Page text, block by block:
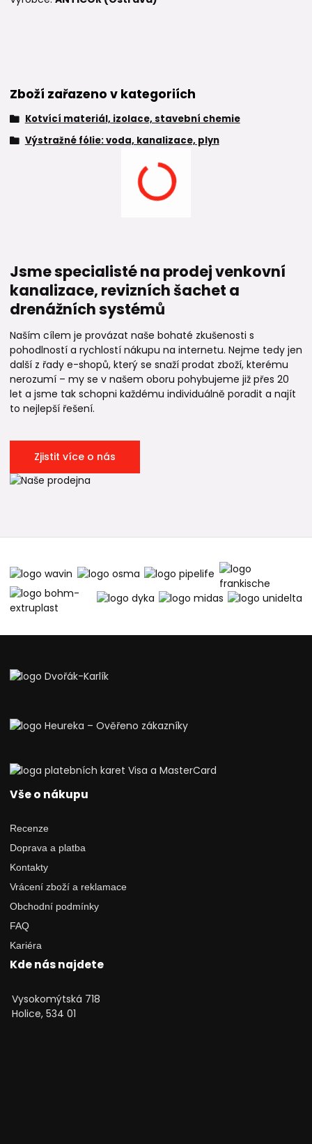
Zboží zařazeno v kategoriích
Kotvící materiál, izolace, stavební chemie
Výstražné fólie: voda, kanalizace, plyn
Jsme specialisté na prodej venkovní
kanalizace, revizních šachet a
drenážních systémů
Naším cílem je provázat naše bohaté zkušenosti s
pohodlností a rychlostí nákupu na internetu. Nejme tedy jen
další z řady e-shopů, který se snaží prodat zboží, kterému
nerozumí – my se v našem oboru pohybujeme již přes 20
let a jsme tak schopni každému individuálně poradit a najít
to nejlepší řešení.
Zjistit více o nás
Vše o nákupu
Recenze
Doprava a platba
Kontakty
Vrácení zboží a reklamace
Obchodní podmínky
FAQ
Kariéra
Kde nás najdete
Vysokomýtská 718
Holice, 534 01